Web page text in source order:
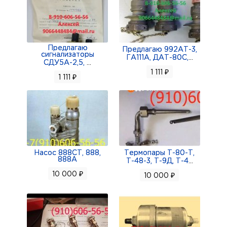
Предлагаю
сигнализаторы
СДУ5А-2,5,
1 111 ₽
Предлагаю 992АТ-3,
ГА111А, ДАТ-80С,
1 111 ₽
Насос 888СТ, 888,
888А
10 000 ₽
Термопары Т-80-Т,
Т-48-3, Т-9Д, Т-4...
10 000 ₽